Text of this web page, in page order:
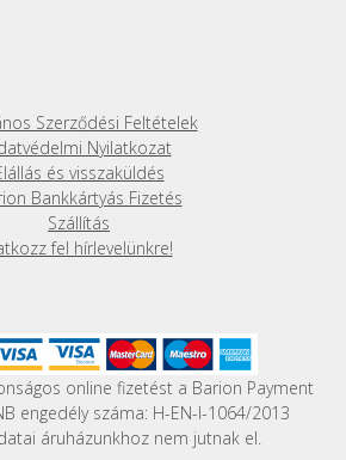
Szerződési Feltételek
Nyilatkozat
és visszaküldés
Bankkártyás Fizetés
Szállítás
fel hírlevelünkre!
online fizetést a Barion Payment
engedély száma: H-EN-I-1064/2013
áruházunkhoz nem jutnak el.